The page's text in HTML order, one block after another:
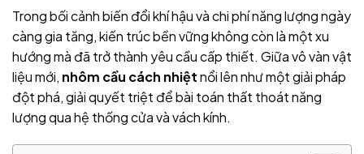
Trong bối cảnh biến đổi khí hậu và chi phí năng lượng ngày
càng gia tăng, kiến trúc bền vững không còn là một xu
hướng mà đã trở thành yêu cầu cấp thiết. Giữa vô vàn vật
liệu mới, nhôm cầu cách nhiệtnổi lên như một giải pháp
đột phá, giải quyết triệt để bài toán thất thoát năng
lượng qua hệ thống cửa và vách kính.